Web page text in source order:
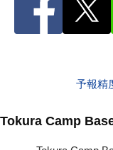
予報精
Tokura Camp